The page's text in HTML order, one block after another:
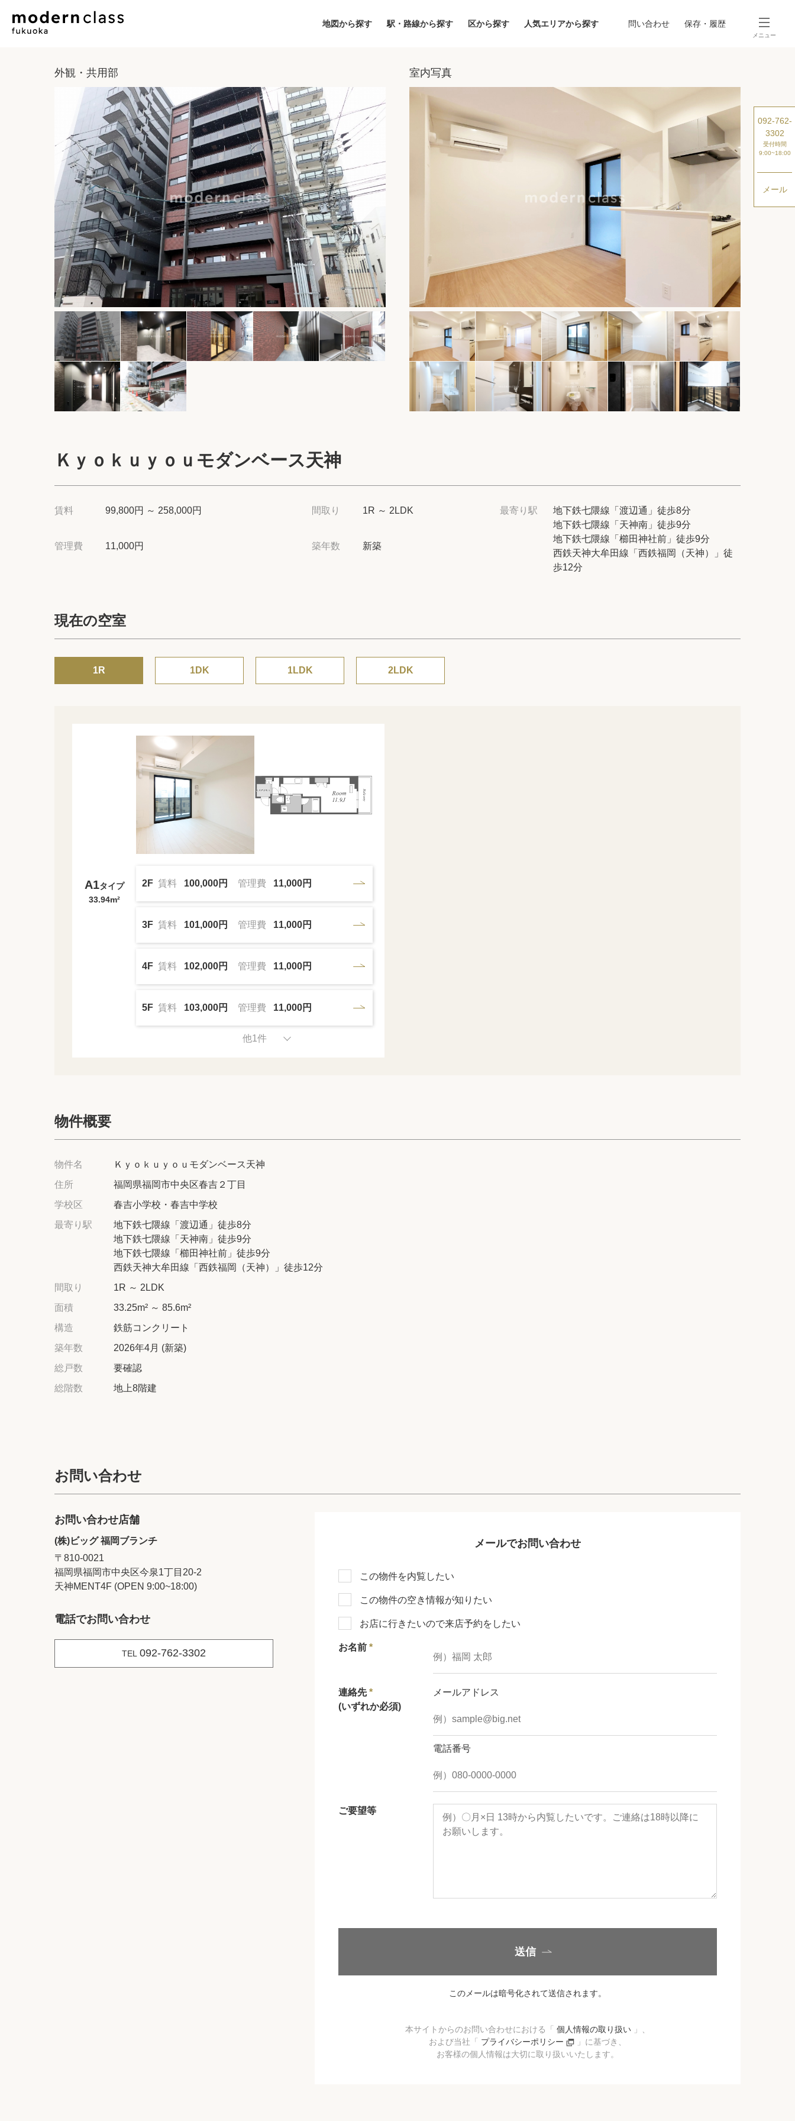
地図から探す 駅・路線から探す 区から探す 人気エリアから探す 問い合わせ 保存・履歴
メニュー
地図から探す
閲覧履歴
保存した検索条件
店舗・スタッフ紹介
希望条件を伝えてプロに探してもらう
高級賃貸物件コラム modern classについて
会社概要
クッキーポリシー
外観・共用部 室内写真
Ｋｙｏｋｕｙｏｕモダンベース天神
賃料 99,800円 ～ 258,000円 間取り 1R ～ 2LDK
管理費 11,000円 築年数 新築
最寄り駅
地下鉄七隈線「渡辺通」徒歩8分
地下鉄七隈線「天神南」徒歩9分
地下鉄七隈線「櫛田神社前」徒歩9分
西鉄天神大牟田線「西鉄福岡（天神）」徒
歩12分
現在の空室
1R 1DK 1LDK 2LDK
A1タイプ
33.94m²
2F 賃料 100,000円 管理費 11,000円
3F 賃料 101,000円 管理費 11,000円
4F 賃料 102,000円 管理費 11,000円
5F 賃料 103,000円 管理費 11,000円
他1件
物件概要
物件名
Ｋｙｏｋｕｙｏｕモダンベース天神
住所
福岡県福岡市中央区春吉２丁目
学校区
春吉小学校・春吉中学校
最寄り駅
地下鉄七隈線「渡辺通」徒歩8分
地下鉄七隈線「天神南」徒歩9分
地下鉄七隈線「櫛田神社前」徒歩9分
西鉄天神大牟田線「西鉄福岡（天神）」徒歩12分
間取り
1R ～ 2LDK
面積
33.25m² ～ 85.6m²
構造
鉄筋コンクリート
築年数
2026年4月 (新築)
総戸数
要確認
総階数
地上8階建
092-762-
3302
受付時間
9:00~18:00
メール
お問い合わせ
お問い合わせ店舗
(株)ビッグ 福岡ブランチ
〒810-0021
福岡県福岡市中央区今泉1丁目20‐2
天神MENT4F (OPEN 9:00~18:00)
電話でお問い合わせ
TEL 092-762-3302
メールでお問い合わせ
この物件を内覧したい
この物件の空き情報が知りたい
お店に行きたいので来店予約をしたい
お名前 *
連絡先*
(いずれか必須)
メールアドレス
電話番号
ご要望等
送信
このメールは暗号化されて送信されます。
本サイトからのお問い合わせにおける「 個人情報の取り扱い 」、
および当社「 プライバシーポリシー
」に基づき、
お客様の個人情報は大切に取り扱いいたします。